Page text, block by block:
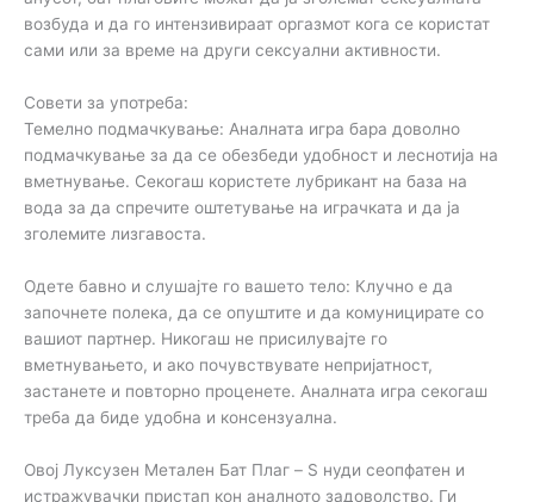
возбуда и да го интензивираат оргазмот кога се користат
сами или за време на други сексуални активности.
Совети за употреба:
Темелно подмачкување: Аналната игра бара доволно
подмачкување за да се обезбеди удобност и леснотија на
вметнување. Секогаш користете лубрикант на база на
вода за да спречите оштетување на играчката и да ја
зголемите лизгавоста.
Одете бавно и слушајте го вашето тело: Клучно е да
започнете полека, да се опуштите и да комуницирате со
вашиот партнер. Никогаш не присилувајте го
вметнувањето, и ако почувствувате непријатност,
застанете и повторно проценете. Аналната игра секогаш
треба да биде удобна и консензуална.
Овој Луксузен Метален Бат Плаг – S нуди сеопфатен и
истражувачки пристап кон аналното задоволство. Ги